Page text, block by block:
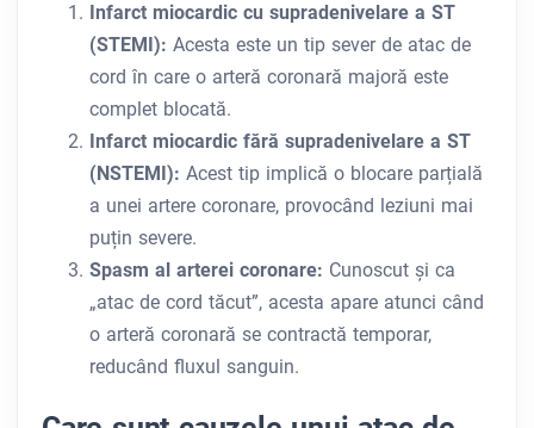
Infarct miocardic cu supradenivelare a ST
(STEMI): Acesta este un tip sever de atac de
cord în care o arteră coronară majoră este
complet blocată.
Infarct miocardic fără supradenivelare a ST
(NSTEMI): Acest tip implică o blocare parțială
a unei artere coronare, provocând leziuni mai
puțin severe.
Spasm al arterei coronare: Cunoscut și ca
„atac de cord tăcut”, acesta apare atunci când
o arteră coronară se contractă temporar,
reducând fluxul sanguin.